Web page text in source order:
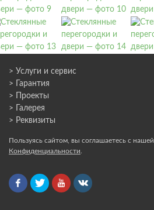
> Услуги и сервис
> Гарантия
> Проекты
> Галерея
> Реквизиты
Пользуясь сайтом, вы соглашаетесь с нашей
Конфиденциальности